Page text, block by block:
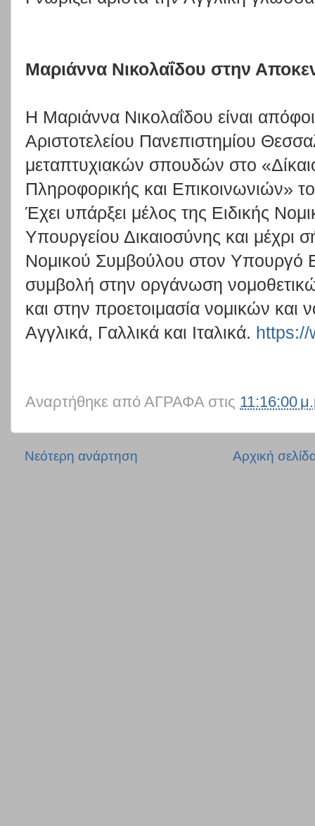
Μαριάννα Νικολαΐδου στην
Η Μαριάννα Νικολαΐδου είναι
Αριστοτελείου Πανεπιστημίου
μεταπτυχιακών σπουδών στο
Πληροφορικής και Επικοινωνιών»
Έχει υπάρξει μέλος της Ειδικής
Υπουργείου Δικαιοσύνης και μέχρι
Νομικού Συμβούλου στον Υπουργό
συμβολή στην οργάνωση
και στην προετοιμασία νομικών και
Αγγλικά, Γαλλικά και Ιταλικά. https://
Αναρτήθηκε από ΑΓΡΑΦΑ στις 11:16:00
Νεότερη ανάρτηση Αρχική